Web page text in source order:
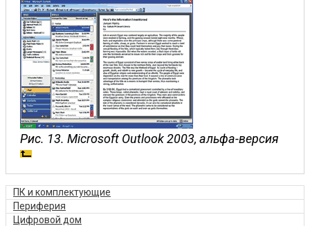
Рис. 13. Microsoft Outlook 2003, альфа-версия
ПК и комплектующие
Периферия
Цифровой дом